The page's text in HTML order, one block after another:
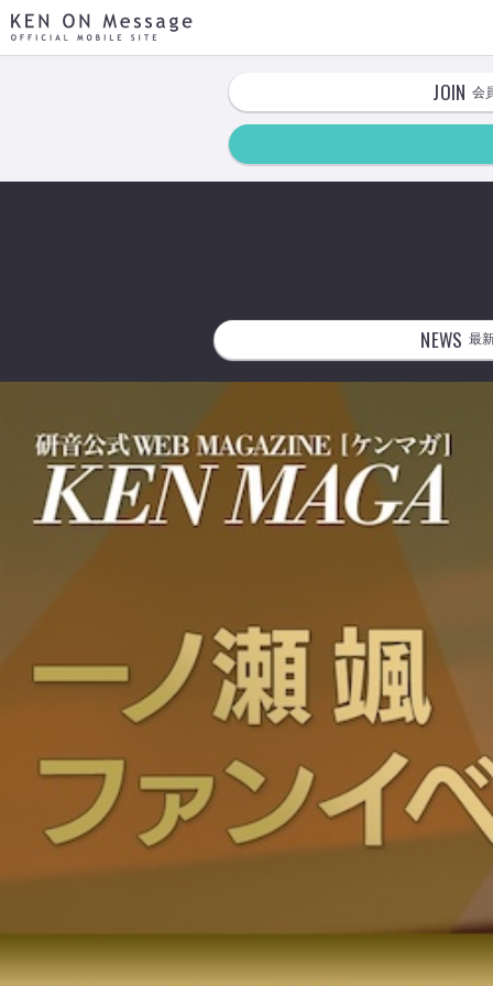
JOIN 会
NEWS 最